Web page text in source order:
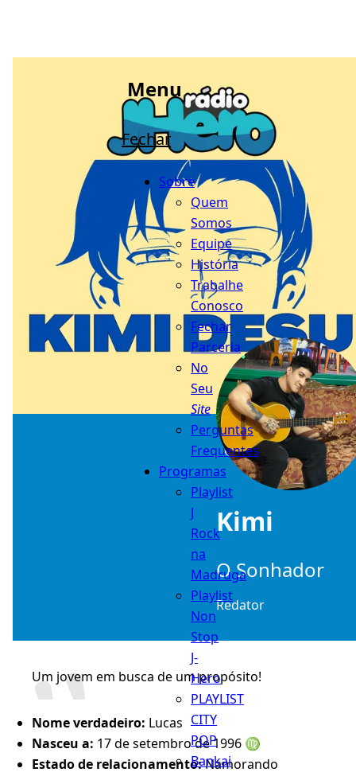
Menu
Fechar
Sobre
Quem
Somos
Equipe
História
Trabalhe
Conosco
Fechar
Parceria
No
Seu
Site
Perguntas
Frequentes
Programas
Playlist
J
Rock
na
Madruga
Playlist
Non
Stop
J-
Hero
PLAYLIST
CITY
POP
Bankai
Kimi
O Sonhador
Redator
Um jovem em busca de um propósito!
Nome verdadeiro: Lucas
Nasceu a: 17 de setembro de 1996 ♍️
Estado de relacionamento:Namorando